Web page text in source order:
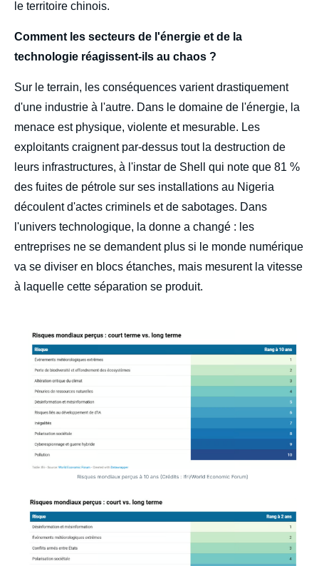
le territoire chinois.
Comment les secteurs de l'énergie et de la
technologie réagissent-ils au chaos ?
Sur le terrain, les conséquences varient drastiquement
d'une industrie à l'autre. Dans le domaine de l'énergie, la
menace est physique, violente et mesurable. Les
exploitants craignent par-dessus tout la destruction de
leurs infrastructures, à l'instar de Shell qui note que 81 %
des fuites de pétrole sur ses installations au Nigeria
découlent d'actes criminels et de sabotages. Dans
l'univers technologique, la donne a changé : les
entreprises ne se demandent plus si le monde numérique
va se diviser en blocs étanches, mais mesurent la vitesse
à laquelle cette séparation se produit.